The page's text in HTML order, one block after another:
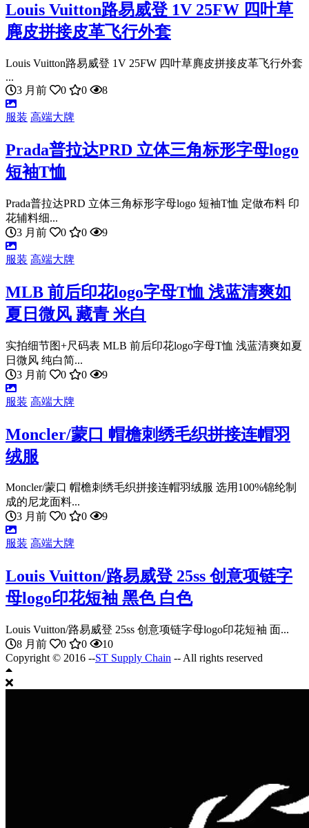
Louis Vuitton路易威登 1V 25FW 四叶草
麂皮拼接皮革飞行外套
Louis Vuitton路易威登 1V 25FW 四叶草麂皮拼接皮革飞行外套
...
3 月前
0 0 8
服装 高端大牌
Prada普拉达PRD 立体三角标形字母logo
短袖T恤
Prada普拉达PRD 立体三角标形字母logo 短袖T恤 定做布料 印
花辅料细...
3 月前
0 0 9
服装 高端大牌
MLB 前后印花logo字母T恤 浅蓝清爽如
夏日微风 藏青 米白
实拍细节图+尺码表 MLB 前后印花logo字母T恤 浅蓝清爽如夏
日微风 纯白简...
3 月前
0 0 9
服装 高端大牌
Moncler/蒙口 帽檐刺绣毛织拼接连帽羽
绒服
Moncler/蒙口 帽檐刺绣毛织拼接连帽羽绒服 选用100%锦纶制
成的尼龙面料...
3 月前
0 0 9
服装 高端大牌
Louis Vuitton/路易威登 25ss 创意项链字
母logo印花短袖 黑色 白色
Louis Vuitton/路易威登 25ss 创意项链字母logo印花短袖 面...
8 月前
0 0
10
Copyright © 2016 --ST Supply Chain -- All rights reserved